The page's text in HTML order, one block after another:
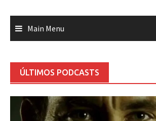
Main Menu
ÚLTIMOS PODCASTS